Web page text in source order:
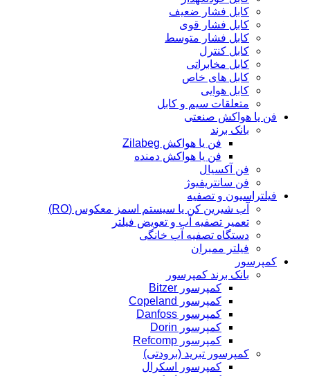
کابل فشار ضعیف
کابل فشار قوی
کابل فشار متوسط
کابل کنترل
کابل مخابراتی
کابل های خاص
کابل هوایی
متعلقات سیم و کابل
فن یا هواکش صنعتی
بانک برند
فن یا هواکش Zilabeg
فن یا هواکش دمنده
فن آکسیال
فن سانتریفیوژ
فیلتراسیون و تصفیه
آب شیرین کن یا سیستم اسمز معکوس (RO)
تعمیر تصفیه آب و تعویض فیلتر
دستگاه تصفیه آب خانگی
فیلتر ممبران
کمپرسور
بانک برند کمپرسور
کمپرسور Bitzer
کمپرسور Copeland
کمپرسور Danfoss
کمپرسور Dorin
کمپرسور Refcomp
کمپرسور تبرید (برودتی)
کمپرسور اسکرال